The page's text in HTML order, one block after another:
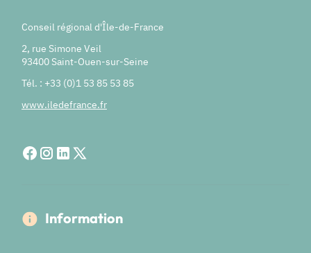
Conseil régional d'Île-de-France
2, rue Simone Veil
93400 Saint-Ouen-sur-Seine
Tél. : +33 (0)1 53 85 53 85
www.iledefrance.fr
Information